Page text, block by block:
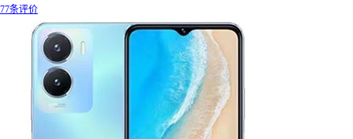
77条评价